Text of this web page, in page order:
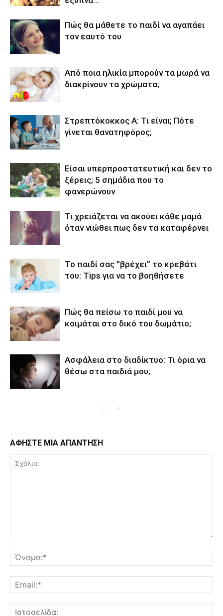
Πώς θα μάθετε το παιδί να αγαπάει
τον εαυτό του
Από ποια ηλικία μπορούν τα μωρά να
διακρίνουν τα χρώματα;
Στρεπτόκοκκος Α: Τι είναι; Πότε
γίνεται θανατηφόρος;
Είσαι υπερπροστατευτική και δεν το
ξέρεις; 5 σημάδια που το
φανερώνουν
Τι χρειάζεται να ακούει κάθε μαμά
όταν νιώθει πως δεν τα καταφέρνει
Το παιδί σας ”βρέχει’’ το κρεβάτι
του: Tips για να το βοηθήσετε
Πώς θα πείσω το παιδί μου να
κοιμάται στο δικό του δωμάτιο;
Ασφάλεια στο διαδίκτυο: Τι όρια να
θέσω στα παιδιά μου;
ΑΦΗΣΤΕ ΜΙΑ ΑΠΑΝΤΗΣΗ